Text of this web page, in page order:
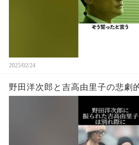
2025/02/24
野田洋次郎と吉高由里子の悲劇